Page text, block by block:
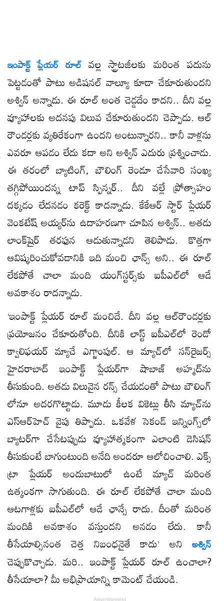
ఇంపాక్ట్ ప్లేయర్ రూల్వల్ల స్ట్రాటజీలకు మరింత పదును
పెట్టడంతో పాటు అడిషనల్ వాల్యూ కూడా చేకూరుతుందని
అశ్విన్ అన్నాడు. ఈ రూల్ అంత చెడ్డదేం కాదని.. దీని వల్ల
వ్యూహాలకు అదనపు విలువ చేకూరుతుందని చెప్పాడు. ఆల్​
రౌండర్లకు వ్యతిరేకంగా ఉందని అంటున్నారని.. కానీ వాళ్లను
ఎవరూ ఆపడం లేదు కదా అని అశ్విన్ ఎదురు ప్రశ్నించాడు.
ఈ తరంలో బ్యాటింగ్, బౌలింగ్ రెండూ చేసేవారి సంఖ్య
తగ్గిపోయిందన్న టాప్ స్పిన్నర్.. దీని వల్లే ప్రోత్సాహం
దక్కడం లేదనడం కరెక్ట్ కాదన్నాడు. కేకేఆర్ స్టార్ ప్లేయర్​
వెంకటేష్ అయ్యర్​ను ఉదాహరణగా చూపిన అశ్విన్.. అతడు
లాంక్​షైర్ తరఫున ఆడుతున్నాడని తెలిపాడు. కొత్తగా
ఆవిష్కరించుకోవడానికి ఇది మంచి ఛాన్స్ అని.. ఈ రూల్
లేకపోతే చాలా మంది యంగ్​స్టర్స్​కు ఐపీఎల్​లో ఆడే
అవకాశం రాదన్నాడు.
‘ఇంపాక్ట్ ప్లేయర్ రూల్ మంచిదే. దీని వల్ల ఆల్​రౌండర్లకు
ప్రయోజనం చేకూరుతోంది. దీనికి లాస్ట్ ఐపీఎల్​లో రెండో
క్వాలిఫయర్ మ్యాచే ఎగ్జాంపుల్. ఆ మ్యాచ్​లో సన్​రైజర్స్
హైదరాబాద్ ఇంపాక్ట్ ప్లేయర్​గా షాబాజ్ అహ్మద్​ను
తీసుకుంది. అతడు విలువైన రన్స్ చేయడంతో పాటు బౌలింగ్​
లోనూ అదరగొట్టాడు. మూడు కీలక వికెట్లు తీసి మ్యాచ్​ను
ఎస్​ఆర్​హెచ్​ వైపు తిప్పాడు. ఒకవేళ సెకండ్ ఇన్నింగ్స్​లో
బ్యాటర్​గా చేసేటప్పుడు వ్యూహాత్మకంగా ఎలాంటి డెసిషన్
తీసుకుంటే బాగుంటుంది అనేది అందరూ ఆలోచించాలి. ఎక్స్​
ట్రా ప్లేయర్ అందుబాటులో ఉంటే మ్యాచ్ మరింత
ఉత్కంఠగా సాగుతుంది. ఈ రూల్ లేకపోతే చాలా మంది
ఆటగాళ్లకు ఐపీఎల్​లో ఆడే ఛాన్సే రాదు. దీంతో మరింత
మందికి అవకాశం వస్తుందని అనడం లేదు. కానీ
తీసేయాల్సినంత చెత్త నిబంధనైతే కాదు’ అని అశ్విన్
చెప్పుకొచ్చాడు. మరి.. ఇంపాక్ట్ ప్లేయర్ రూల్ ఉంచాలా?
తీసేయాలా? మీ అభిప్రాయాన్ని కామెంట్ చేయండి.